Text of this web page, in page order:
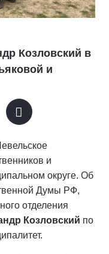
Козловский в
и
и
округе. Об
Думы РФ,
отделения
Козловский по